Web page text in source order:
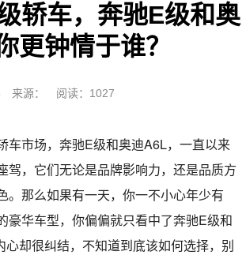
轿车，奔驰E级和奥
更钟情于谁？
来源： 阅读：1027
车市场，奔驰E级和奥迪A6L，一直以来
驾，它们无论是品牌影响力，还是品质方
。那么如果有一天，你一不小心年少有
豪华车型，你偏偏就只看中了奔驰E级和
心却很纠结，不知道到底该如何选择，别